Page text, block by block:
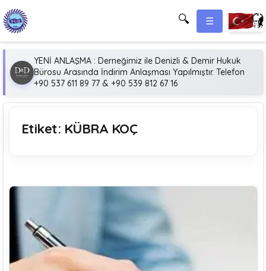
🔍 ☰
YENİ ANLAŞMA : Derneğimiz ile Denizli & Demir Hukuk
Bürosu Arasında İndirim Anlaşması Yapılmıştır. Telefon
+90 537 611 89 77 & +90 539 812 67 16
Etiket: KÜBRA KOÇ